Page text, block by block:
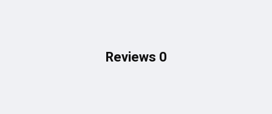
0 Reviews